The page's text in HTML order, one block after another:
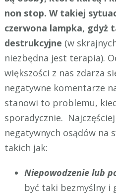
non stop. W takiej
czerwona lampka, gdyż
destrukcyjne (w
niezbędna jest terapia).
większości z nas zdarza
negatywne komentarze
stanowi to problemu,
sporadycznie.
negatywnych osądów na
takich jak:
Niepowodzenie lub
być taki bezmyślny i